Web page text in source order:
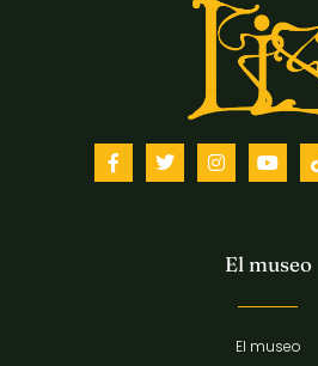
El museo
El museo